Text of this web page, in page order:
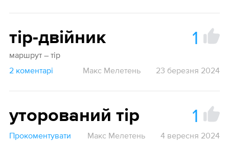
тір-двійник 1
маршрут – тір
2 коментарі
Макс Мелетень 23 березня 2024
уторований тір 1
Прокоментувати Макс Мелетень 4 вересня 2024